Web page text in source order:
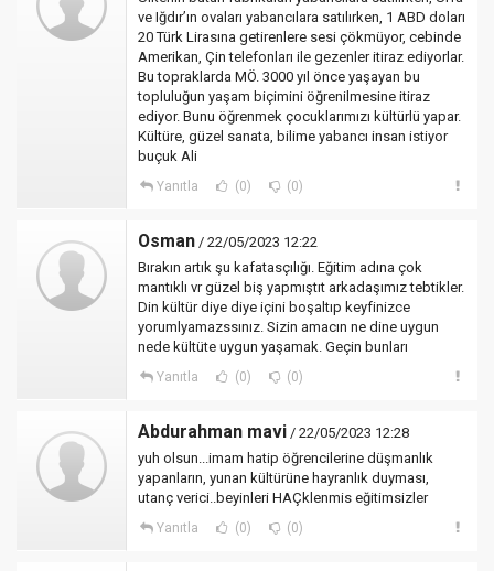
ve Iğdır’ın ovaları yabancılara satılırken, 1 ABD doları
20 Türk Lirasına getirenlere sesi çökmüyor, cebinde
Amerikan, Çin telefonları ile gezenler itiraz ediyorlar.
Bu topraklarda MÖ. 3000 yıl önce yaşayan bu
topluluğun yaşam biçimini öğrenilmesine itiraz
ediyor. Bunu öğrenmek çocuklarımızı kültürlü yapar.
Kültüre, güzel sanata, bilime yabancı insan istiyor
buçuk Ali
Yanıtla (0) (0)
Osman / 22/05/2023 12:22
Bırakın artık şu kafatasçılığı. Eğitim adına çok
mantıklı vr güzel biş yapmıştıt arkadaşımız tebtikler.
Din kültür diye diye içini boşaltıp keyfinizce
yorumlyamazssınız. Sizin amacın ne dine uygun
nede kültüte uygun yaşamak. Geçin bunları
Yanıtla (0) (0)
Abdurahman mavi / 22/05/2023 12:28
yuh olsun...imam hatip öğrencilerine düşmanlık
yapanların, yunan kültürüne hayranlık duyması,
utanç verici..beyinleri HAÇklenmis eğitimsizler
Yanıtla (0) (0)